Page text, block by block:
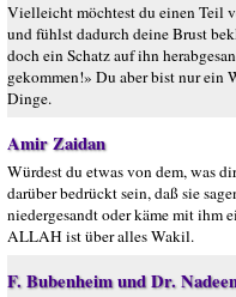
Vielleicht möchtest du einen Teil
und fühlst dadurch deine Brust
doch ein Schatz auf ihn
gekommen!» Du aber bist nur ein
Dinge.
Amir Zaidan
Würdest du etwas von dem, was
darüber bedrückt sein, daß sie
niedergesandt oder käme mit ihm
ALLAH ist über alles Wakil.
F. Bubenheim und Dr.